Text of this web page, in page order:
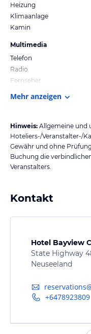
Heizung
Klimaanlage
Kamin
Multimedia
Telefon
Radio
Fernseher
Mehr anzeigen
Hinweis: Allgemeine und
Hoteliers-/Veranstalter-/
Gewähr und ohne
Buchung die
Veranstalters.
Kontakt
Hotel Bayview
State Highway
Neuseeland
+6478923809